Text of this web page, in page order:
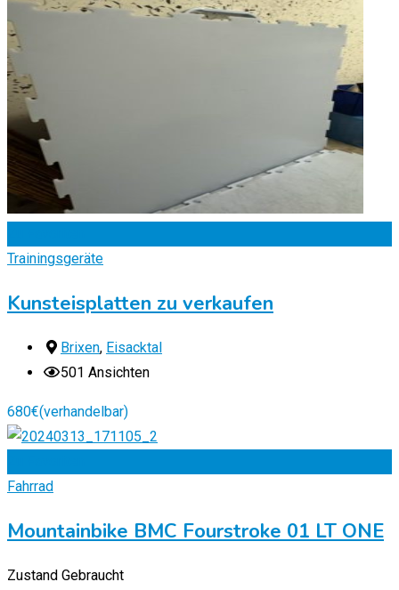
Trainingsgeräte
Kunsteisplatten zu verkaufen
Brixen, Eisacktal
501 Ansichten
680€(verhandelbar)
Fahrrad
Mountainbike BMC Fourstroke 01 LT ONE
Zustand Gebraucht